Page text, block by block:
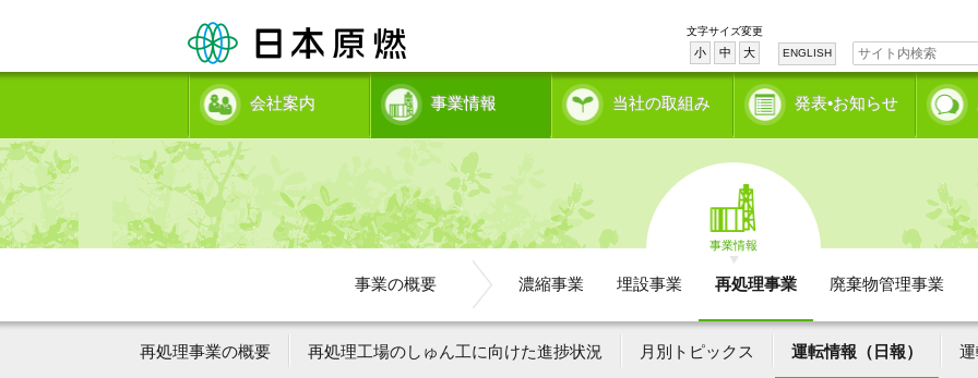
文字サイズ変更
小 中 大 ENGLISH
会社案内 事業情報 当社の取組み 発表•お知らせ
事業情報
事業の概要 濃縮事業 埋設事業 再処理事業 廃棄物管理事業
再処理事業の概要 再処理工場のしゅん工に向けた進捗状況 月別トピックス 運転情報（日報）